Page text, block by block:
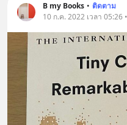
B my Books • ติดตาม
10 ก.ค. 2022 เวลา 05:26